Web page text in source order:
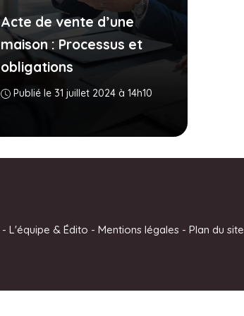
Acte de vente d’une
maison : Processus et
obligations
Publié le 31 juillet 2024 à 14h10
- L'équipe & Édito - Mentions légales- Plan du site